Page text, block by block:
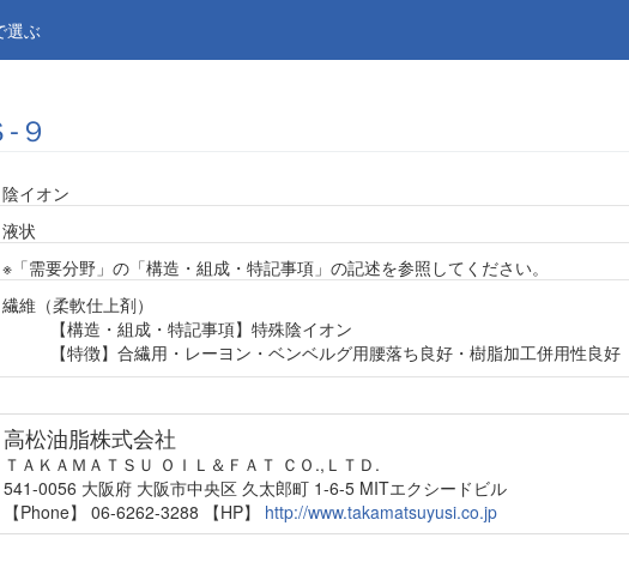
選ぶ
９
陰イオン
液状
※「需要分野」の「構造・組成・特記事項」の記述を参照してください。
繊維（柔軟仕上剤）
【構造・組成・特記事項】特殊陰イオン
【特徴】合繊用・レーヨン・ベンベルグ用腰落ち良好・樹脂加工併用性良好
高松油脂株式会社
ＴＡＫＡＭＡＴＳＵ ＯＩＬ＆ＦＡＴ ＣＯ.,ＬＴＤ.
541-0056 大阪府 大阪市中央区 久太郎町 1-6-5 MITエクシードビル
【Phone】 06-6262-3288
【HP】 http://www.takamatsuyusi.co.jp